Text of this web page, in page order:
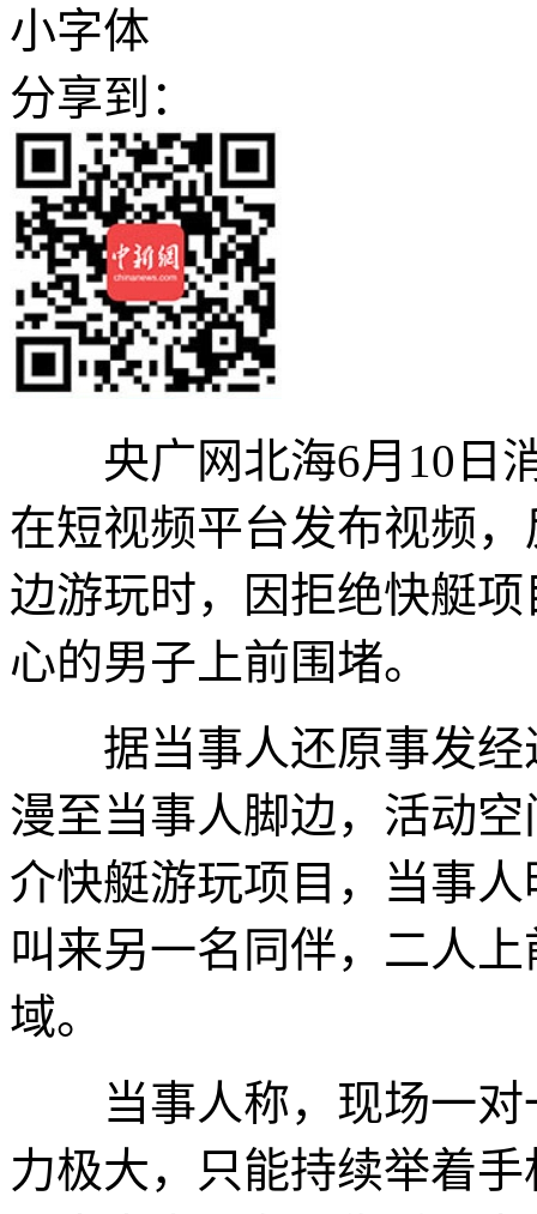
小字体
分享到：
央广网北海6月10日消
在短视频平台发布视频
边游玩时，因拒绝快艇
心的男子上前围堵。
据当事人还原事发经
漫至当事人脚边，活动
介快艇游玩项目，当事
叫来另一名同伴，二人
域。
当事人称，现场一对
力极大，只能持续举着